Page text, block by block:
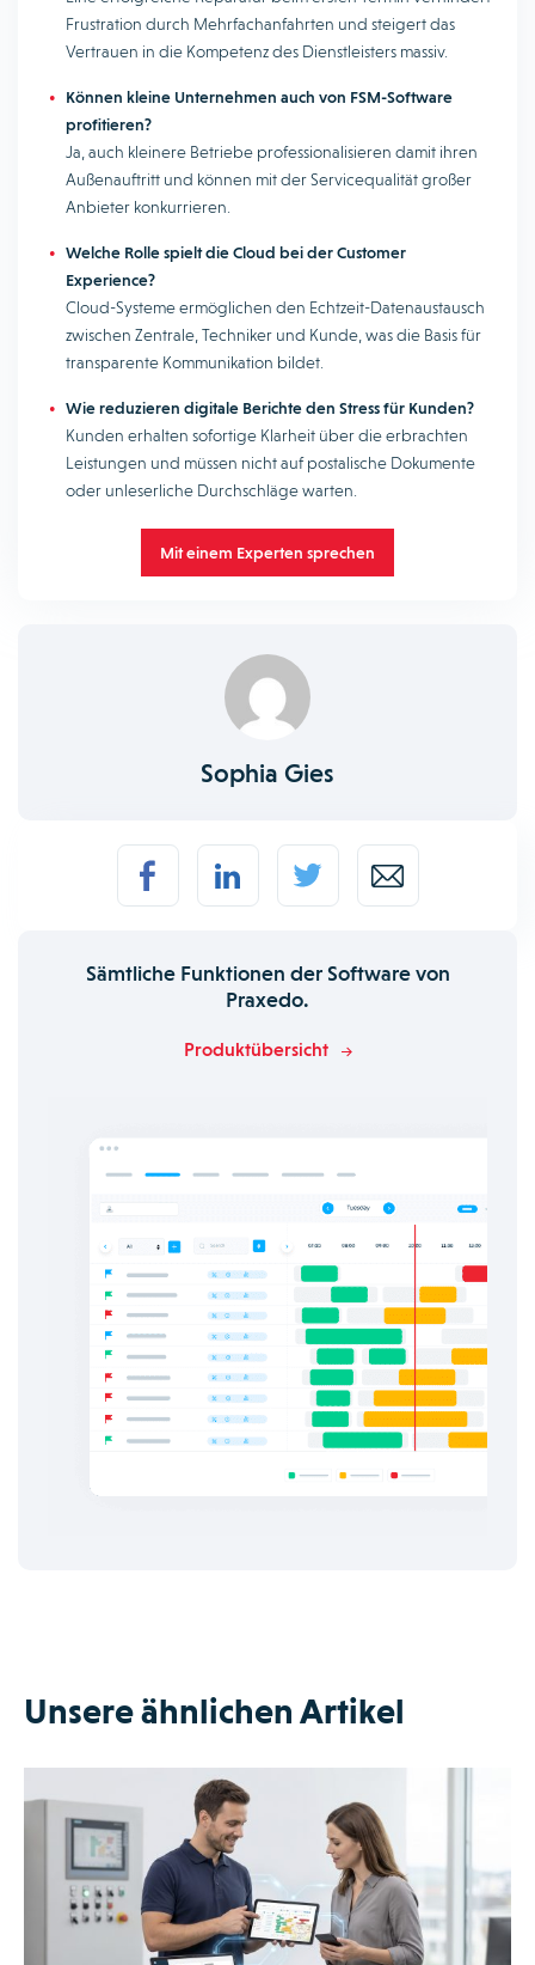
Frustration durch Mehrfachanfahrten und steigert das
Vertrauen in die Kompetenz des Dienstleisters massiv.
Können kleine Unternehmen auch von FSM-Software
profitieren?
Ja, auch kleinere Betriebe professionalisieren damit ihren
Außenauftritt und können mit der Servicequalität großer
Anbieter konkurrieren.
Welche Rolle spielt die Cloud bei der Customer
Experience?
Cloud-Systeme ermöglichen den Echtzeit-Datenaustausch
zwischen Zentrale, Techniker und Kunde, was die Basis für
transparente Kommunikation bildet.
Wie reduzieren digitale Berichte den Stress für Kunden?
Kunden erhalten sofortige Klarheit über die erbrachten
Leistungen und müssen nicht auf postalische Dokumente
oder unleserliche Durchschläge warten.
Mit einem Experten sprechen
Sophia Gies
Sämtliche Funktionen der Software von
Praxedo.
Produktübersicht
Unsere ähnlichen Artikel